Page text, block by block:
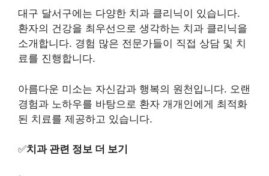
대구 달서구에는 다양한 치과 클리닉이 있습니다.
환자의 건강을 최우선으로 생각하는 치과 클리닉을
소개합니다. 경험 많은 전문가들이 직접 상담 및 치
료를 진행합니다.
아름다운 미소는 자신감과 행복의 원천입니다. 오랜
경험과 노하우를 바탕으로 환자 개개인에게 최적화
된 치료를 제공하고 있습니다.
✅치과 관련 정보 더 보기